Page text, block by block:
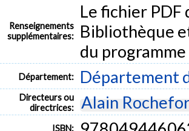
Renseignements
supplémentaires:
Le fichier
Bibliothèque
du programme
Département: Département
Directeurs ou
directrices:
Alain
ISBN: